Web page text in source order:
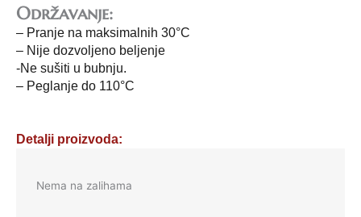
Održavanje:
– Pranje na maksimalnih 30°C
– Nije dozvoljeno beljenje
-Ne sušiti u bubnju.
– Peglanje do 110°C
Detalji proizvoda:
Nema na zalihama